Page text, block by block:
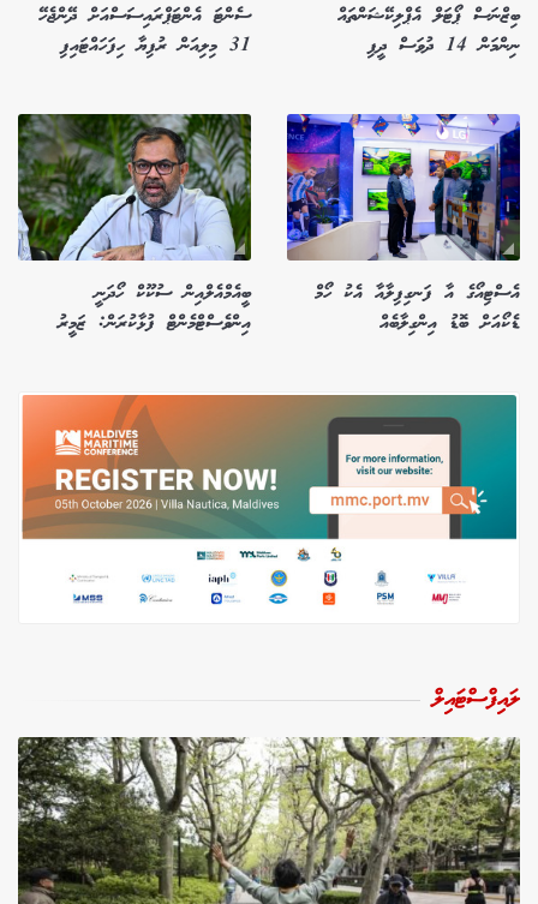
ބިޒްނަސް ޕޯޓަލް އެޕްލިކޭޝަންތައް
ނިންމަން 14 ދުވަސް ދީފި
ސެންޓަ އެންޓަޕްރައިސަސްއަށް ދޭންޖެހޭ
31 މިލިއަން ރުފިޔާ ހިފަހައްޓައިފި
އެސްޓިއޯގެ އާ ފަނގިފިލާއާ އެކު ހޯމް
ޑެކޯއަށް ބޮޑު އިންގިލާބެއް
ބީއެމްއެލްއިން ސުކޫކް ހޯދަނީ
އިންވެސްޓްމެންޓް ފުޅާކުރަން: ޒަމީރު
ލައިފްސްޓައިލް